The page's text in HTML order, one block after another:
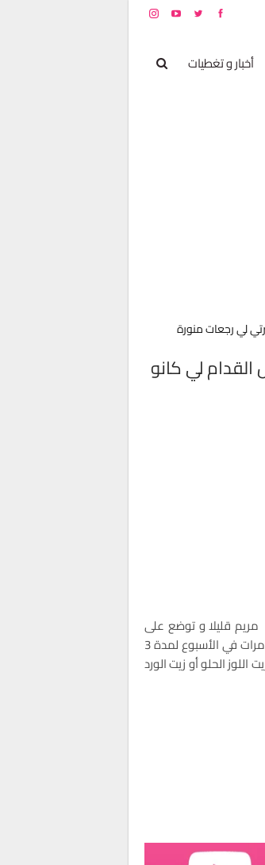
أخبار و تغطيات
لي كانو
قليلا و توضع على
الوجه مدة 40 دقيقة 2 مرات في الأسبوع لمدة 3
الحلو أو زيت الورد